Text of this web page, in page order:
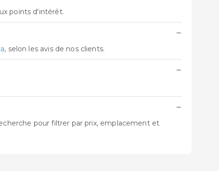
points d'intérêt.
−
, selon les avis de nos clients.
−
−
pour filtrer par prix, emplacement et